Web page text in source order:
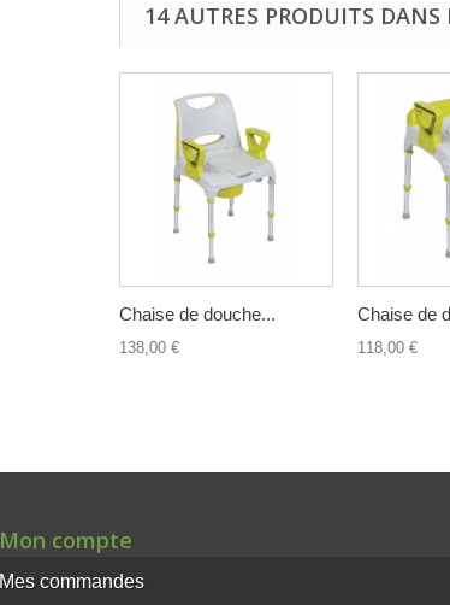
14 AUTRES PRODUITS
Chaise de douche...
138,00 €
Chaise de
118,00 €
Mon compte
Mes commandes